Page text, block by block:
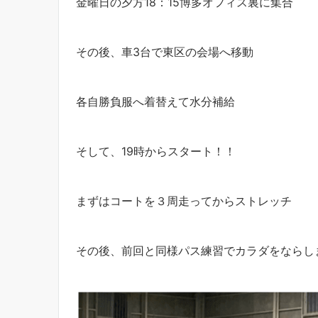
その後、車3台で東区の会場へ移動
各自勝負服へ着替えて水分補給
そして、19時からスタート！！
まずはコートを３周走ってからストレッチ
その後、前回と同様パス練習でカラダをならし